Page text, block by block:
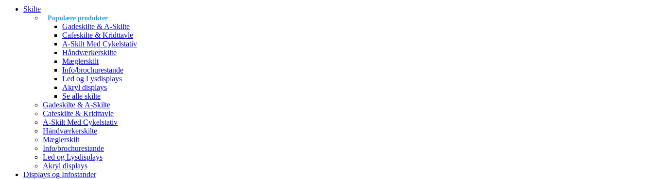
Skilte
Populære produkter
Gadeskilte & A-Skilte
Cafeskilte & Kridttavle
A-Skilt Med Cykelstativ
Håndværkerskilte
Mæglerskilt
Info/brochurestande
Led og Lysdisplays
Akryl displays
Se alle skilte
Gadeskilte & A-Skilte
Cafeskilte & Kridttavle
A-Skilt Med Cykelstativ
Håndværkerskilte
Mæglerskilt
Info/brochurestande
Led og Lysdisplays
Akryl displays
Displays og Infostander